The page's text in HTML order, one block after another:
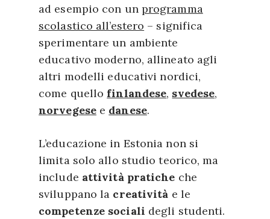
ad esempio con un programma
scolastico all’estero – significa
sperimentare un ambiente
educativo moderno, allineato agli
altri modelli educativi nordici,
come quello finlandese, svedese,
norvegesee danese.
L’educazione in Estonia non si
limita solo allo studio teorico, ma
include attività pratiche che
sviluppano la creatività e le
competenze sociali degli studenti.